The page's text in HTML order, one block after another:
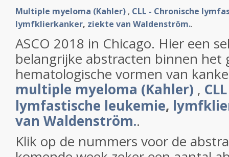
Multiple myeloma (Kahler) , CLL - Chronische
lymfklierkanker, ziekte van Waldenström..
ASCO 2018 in Chicago. Hier een
belangrijke abstracten binnen het
hematologische vormen van
multiple myeloma (Kahler) ,
lymfastische leukemie,
van Waldenström..
Klik op de nummers voor de